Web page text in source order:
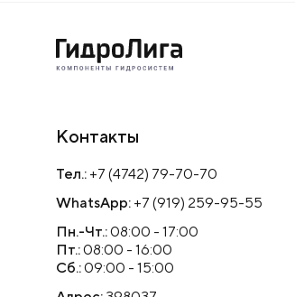
Контакты
Тел.: +7 (4742) 79-70-70
WhatsApp: +7 (919) 259-95-55
Пн.-Чт.:08:00 - 17:00
Пт.:08:00 - 16:00
Сб.:09:00 - 15:00